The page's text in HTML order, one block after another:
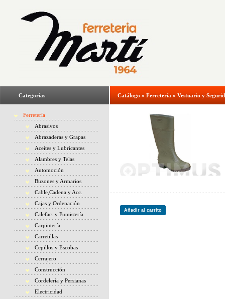
Categorías
Ferretería
Abrasivos
Abrazaderas y Grapas
Aceites y Lubricantes
Alambres y Telas
Automoción
Buzones y Armarios
Cable,Cadena y Acc.
Cajas y Ordenación
Calefac. y Fumistería
Carpintería
Carretillas
Cepillos y Escobas
Cerrajero
Construcción
Cordelería y Persianas
Electricidad
Catálogo » Ferretería » Vestuario y
Añadir al carrito